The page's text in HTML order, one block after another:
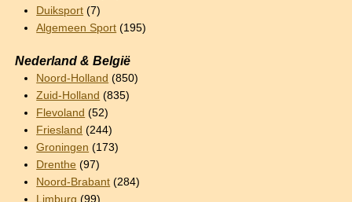
Duiksport (7)
Algemeen Sport (195)
Nederland & België
Noord-Holland (850)
Zuid-Holland (835)
Flevoland (52)
Friesland (244)
Groningen (173)
Drenthe (97)
Noord-Brabant (284)
Limburg (99)